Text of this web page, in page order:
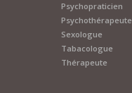
Psychopraticien
Psychothérapeute
Sexologue
Tabacologue
Thérapeute